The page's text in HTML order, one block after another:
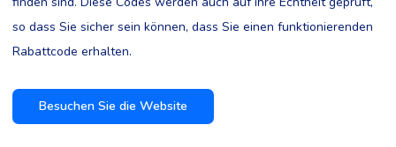
so dass Sie sicher sein können, dass Sie einen funktionierenden
Rabattcode erhalten.
Besuchen Sie die Website